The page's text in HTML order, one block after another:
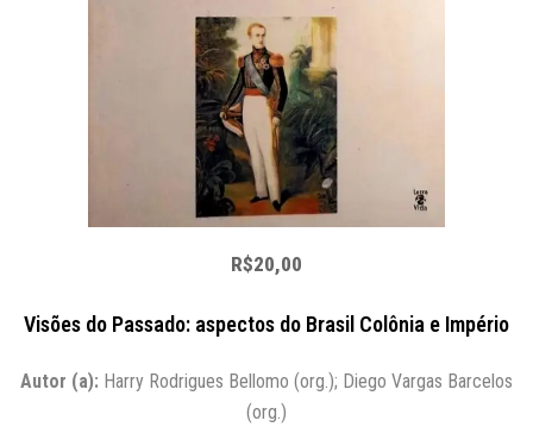
R$20,00
Visões do Passado: aspectos do Brasil Colônia e Império
Autor (a): Harry Rodrigues Bellomo (org.); Diego Vargas Barcelos
(org.)